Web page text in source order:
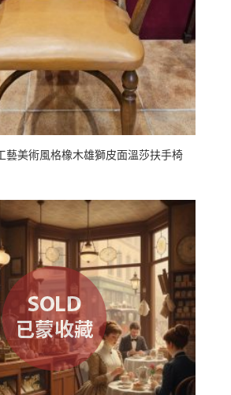
美術風格橡木雄獅皮面溫莎扶手椅